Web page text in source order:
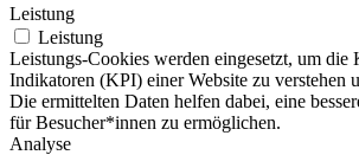
Leistung
Leistung
Leistungs-Cookies werden eingesetzt, um die
Indikatoren (KPI) einer Website zu verstehen
Die ermittelten Daten helfen dabei, eine
für Besucher*innen zu ermöglichen.
Analyse